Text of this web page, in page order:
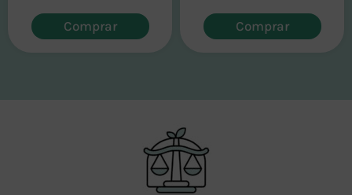
Comprar Comprar